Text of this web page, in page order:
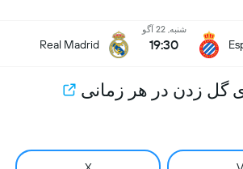
شنبه, 22 آگو
19:30
Real Madrid
گل زدن در هر زمانی